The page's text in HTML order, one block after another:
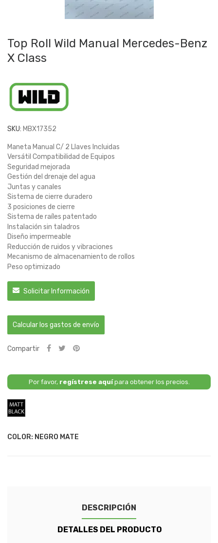
Top Roll Wild Manual Mercedes-Benz
X Class
SKU: MBX17352
Maneta Manual C/ 2 Llaves Incluidas
Versátil Compatibilidad de Equipos
Seguridad mejorada
Gestión del drenaje del agua
Juntas y canales
Sistema de cierre duradero
3 posiciones de cierre
Sistema de raíles patentado
Instalación sin taladros
Diseño impermeable
Reducción de ruidos y vibraciones
Mecanismo de almacenamiento de rollos
Peso optimizado
Solicitar Información
Calcular los gastos de envío
Compartir
Por favor, regístrese aquípara obtener los precios.
COLOR: NEGRO MATE
DESCRIPCIÓN
DETALLES DEL PRODUCTO